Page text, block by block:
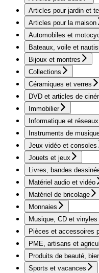
Articles pour jardin et
Articles pour la maison
Automobiles et
Bateaux, voile et
Bijoux et montres
Collections
Céramiques et verres
DVD et articles de
Immobilier
Informatique et réseaux
Instruments de
Jeux vidéo et consoles
Jouets et jeux
Livres, bandes
Matériel audio et vidéo
Matériel de bricolage
Monnaies
Musique, CD et vinyles
Pièces et accessoires
PME, artisans et
Produits de beauté,
Sports et vacances